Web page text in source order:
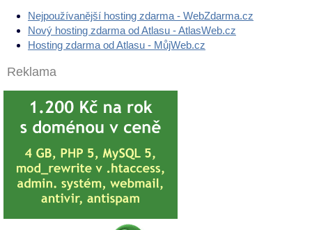
Nejpoužívanější hosting zdarma - WebZdarma.cz
Nový hosting zdarma od Atlasu - AtlasWeb.cz
Hosting zdarma od Atlasu - MůjWeb.cz
Reklama